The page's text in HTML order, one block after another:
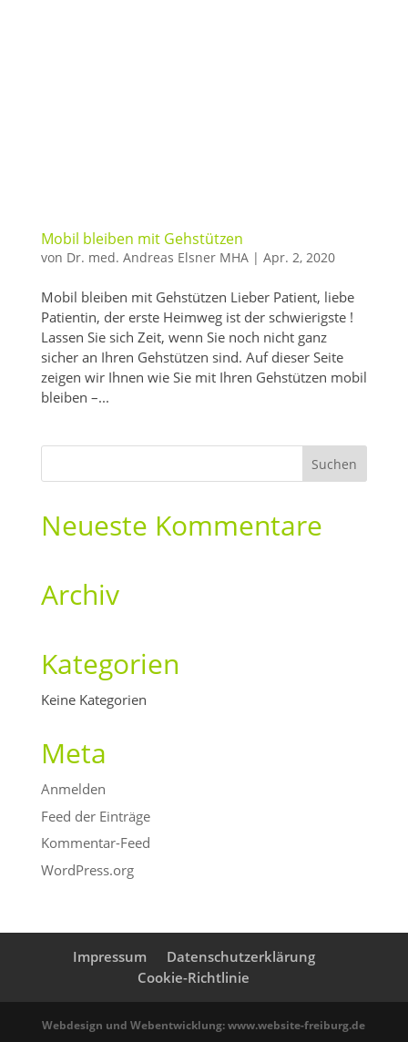
Mobil bleiben mit Gehstützen
von Dr. med. Andreas Elsner MHA| Apr. 2, 2020
Mobil bleiben mit Gehstützen Lieber Patient, liebe
Patientin, der erste Heimweg ist der schwierigste !
Lassen Sie sich Zeit, wenn Sie noch nicht ganz
sicher an Ihren Gehstützen sind. Auf dieser Seite
zeigen wir Ihnen wie Sie mit Ihren Gehstützen mobil
bleiben –...
Neueste Kommentare
Archiv
Kategorien
Keine Kategorien
Meta
Anmelden
Feed der Einträge
Kommentar-Feed
WordPress.org
Impressum
Datenschutzerklärung
Cookie-Richtlinie
Webdesign und Webentwicklung: www.website-freiburg.de